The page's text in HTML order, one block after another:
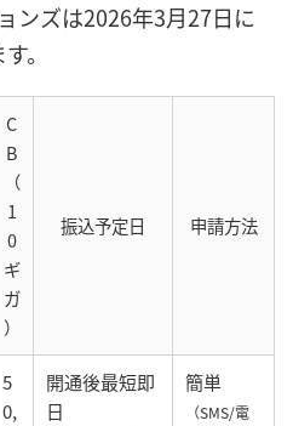
ンズは2026年3月27日に
。
C
B
（
1
0
ギ
ガ
）
振込予定日 申請方法
5
0,
開通後最短即
日
簡単
（SMS/電